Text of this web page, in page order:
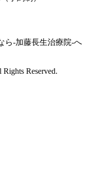
ら-加藤長生治療院-へ
Reserved.